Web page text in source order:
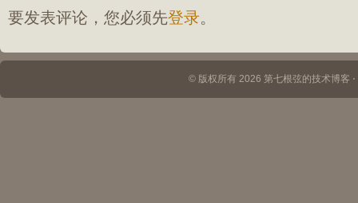
要发表评论，您必须先登录。
© 版权所有 2026 第七根弦的技术博客